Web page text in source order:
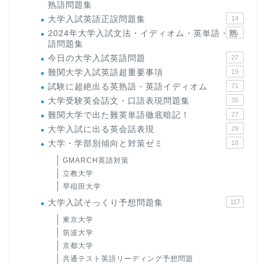
熟語問題集
大学入試英語正誤問題集 14
2024年大学入試文法・イディオム・英単語・熟
語問題集
15
今日の大学入試英語問題 27
難関大学入試英語超重要事項 19
試験に超絶出る英熟語・英語イディオム 71
大学受験英会話文・口語表現問題集 35
難関大学で出た難英単語徹底暗記！ 27
大学入試に出る英会話表現 29
大学・学部別傾向と対策ゼミ 18
GMARCH英語対策
立教大学
早稲田大学
大学入試そっくり予想問題集 117
東京大学
筑波大学
京都大学
共通テスト英語リーディング予想問題